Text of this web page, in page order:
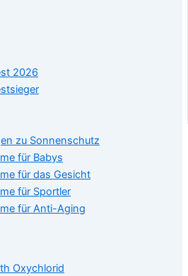
2026
zu Sonnenschutz
für Babys
für das Gesicht
für Sportler
für Anti-Aging
Oxychlorid